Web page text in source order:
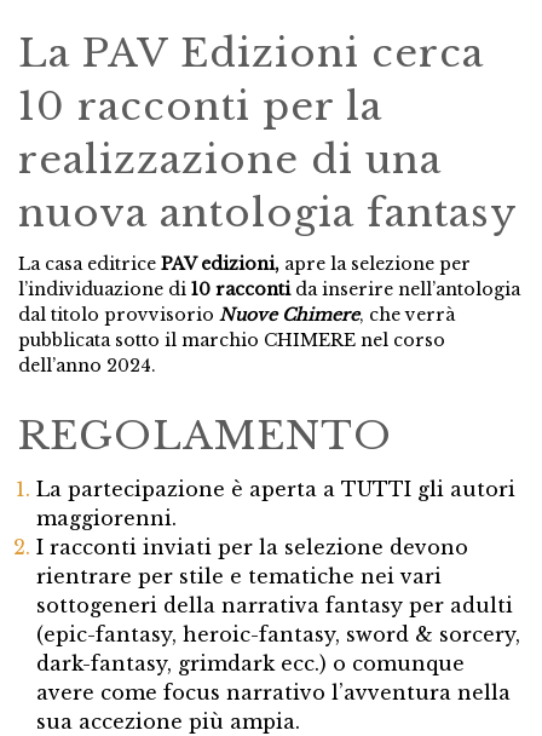
La PAV Edizioni cerca
10 racconti per la
realizzazione di una
nuova antologia fantasy
La casa editrice PAV edizioni, apre la selezione per
l’individuazione di 10 raccontida inserire nell’antologia
dal titolo provvisorio Nuove Chimere, che verrà
pubblicata sotto il marchio CHIMERE nel corso
dell’anno 2024.
REGOLAMENTO
La partecipazione è aperta a TUTTI gli autori
maggiorenni.
I racconti inviati per la selezione devono
rientrare per stile e tematiche nei vari
sottogeneri della narrativa fantasy per adulti
(epic-fantasy, heroic-fantasy, sword & sorcery,
dark-fantasy, grimdark ecc.) o comunque
avere come focus narrativo l’avventura nella
sua accezione più ampia.